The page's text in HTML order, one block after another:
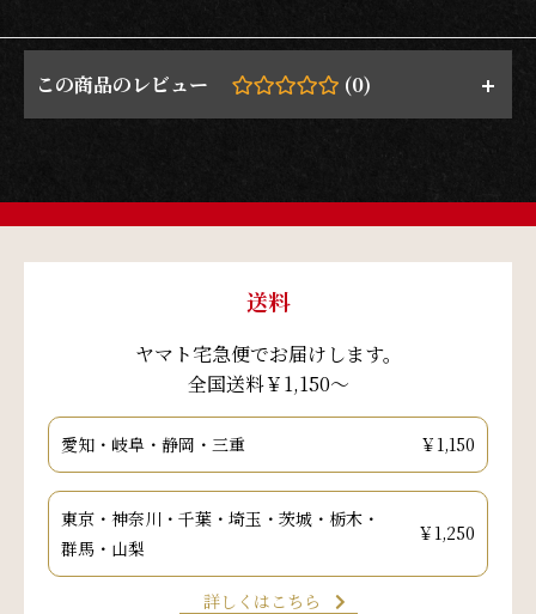
お買い物を続ける カートへ進む
この商品のレビュー (0)
送料
ヤマト宅急便でお届けします。
全国送料￥1,150～
愛知・岐阜・静岡・三重 ￥1,150
東京・神奈川・千葉・埼玉・茨城・栃木・
群馬・山梨
￥1,250
詳しくはこちら